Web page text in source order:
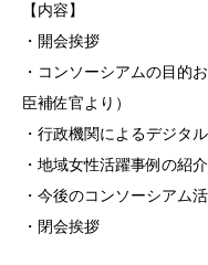
【内容】
・開会挨拶
・コンソーシアムの目的
臣補佐官より）
・行政機関によるデジタ
・地域女性活躍事例の紹介
・今後のコンソーシアム
・閉会挨拶